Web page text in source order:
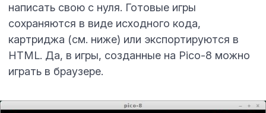
написать свою с нуля. Готовые игры
сохраняются в виде исходного кода,
картриджа (см. ниже) или экспортируются в
HTML. Да, в игры, созданные на Pico-8 можно
играть в браузере.